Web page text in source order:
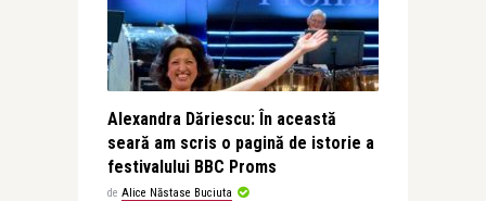
Alexandra Dăriescu: În această
seară am scris o pagină de istorie a
festivalului BBC Proms
de Alice Năstase Buciuta